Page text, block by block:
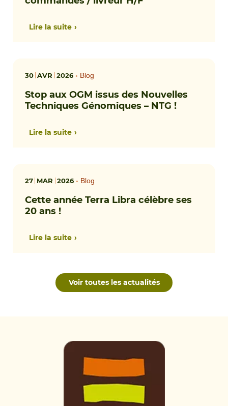
Lire la suite
30 AVR 2026• Blog
Stop aux OGM issus des Nouvelles
Techniques Génomiques – NTG !
Lire la suite
27 MAR 2026• Blog
Cette année Terra Libra célèbre ses
20 ans !
Lire la suite
Voir toutes les actualités